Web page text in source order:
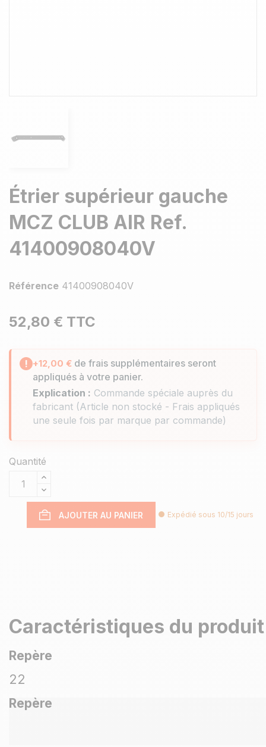
Étrier supérieur gauche
MCZ CLUB AIR Ref.
41400908040V
Référence 41400908040V
52,80 € TTC
! +12,00 € de frais supplémentaires seront
appliqués à votre panier.
Explication : Commande spéciale auprès du
fabricant (Article non stocké - Frais appliqués
une seule fois par marque par commande)
Quantité
AJOUTER AU PANIER Expédié sous 10/15 jours
Caractéristiques du produit
Repère
22
Repère